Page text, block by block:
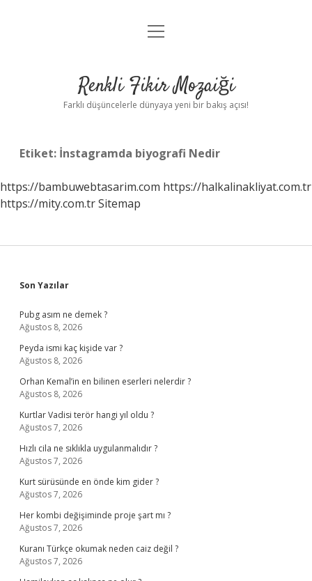
Anasayfa
Yasal Uyarı
menüyü
Renkli Fikir Mozaiği
Farklı düşüncelerle dünyaya yeni bir bakış açısı!
Etiket: İnstagramda biyografi Nedir
https://bambuwebtasarim.com https://halkalinakliyat.com.tr
https://mity.com.trSitemap
Sidebar
Son Yazılar
Pubg asım ne demek ?
Ağustos 8, 2026
Peyda ismi kaç kişide var ?
Ağustos 8, 2026
Orhan Kemal’in en bilinen eserleri nelerdir ?
Ağustos 8, 2026
Kurtlar Vadisi terör hangi yıl oldu ?
Ağustos 7, 2026
Hızlı cila ne sıklıkla uygulanmalıdır ?
Ağustos 7, 2026
Kurt sürüsünde en önde kim gider ?
Ağustos 7, 2026
Her kombi değişiminde proje şart mı ?
Ağustos 7, 2026
Kuranı Türkçe okumak neden caiz değil ?
Ağustos 7, 2026